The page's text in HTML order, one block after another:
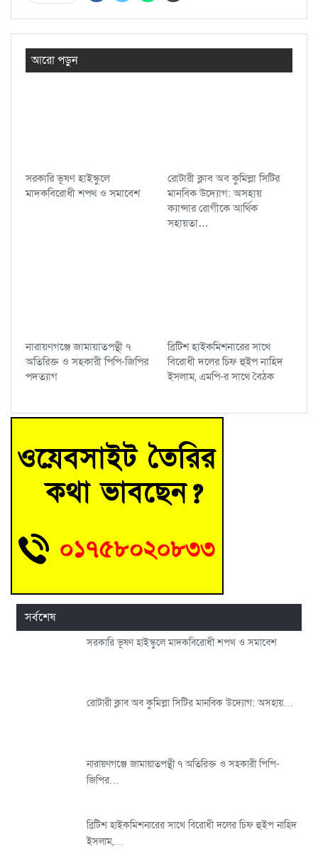
আরো পড়ুন
সরকারি ভূষণ হাইস্কুলে
মাদকবিরোধী শপথ ও সমাবেশ
রোটারী ক্লাব অব কুমিল্লা সিটির
মানবিক উদ্যোগ: অসহায়
ক্যান্সার রোগীকে আর্থিক
সহায়তা…
নারায়ণগঞ্জে জামায়াতপন্থী ৭
অতিরিক্ত ও সহকারী পিপি-জিপির
পদত্যাগ
ব্রিটিশ হাইকমিশনারের সাথে
বিরোধী দলের চিফ হুইপ নাহিদ
ইসলাম, এমপি-র সাথে বৈঠক
সর্বশেষ
সরকারি ভূষণ হাইস্কুলে মাদকবিরোধী শপথ ও সমাবেশ
রোটারী ক্লাব অব কুমিল্লা সিটির মানবিক উদ্যোগ: অসহায়…
নারায়ণগঞ্জে জামায়াতপন্থী ৭ অতিরিক্ত ও সহকারী পিপি-
জিপির…
ব্রিটিশ হাইকমিশনারের সাথে বিরোধী দলের চিফ হুইপ নাহিদ
ইসলাম,…